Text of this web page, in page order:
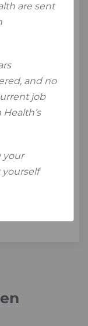
are sent
and no
job
your